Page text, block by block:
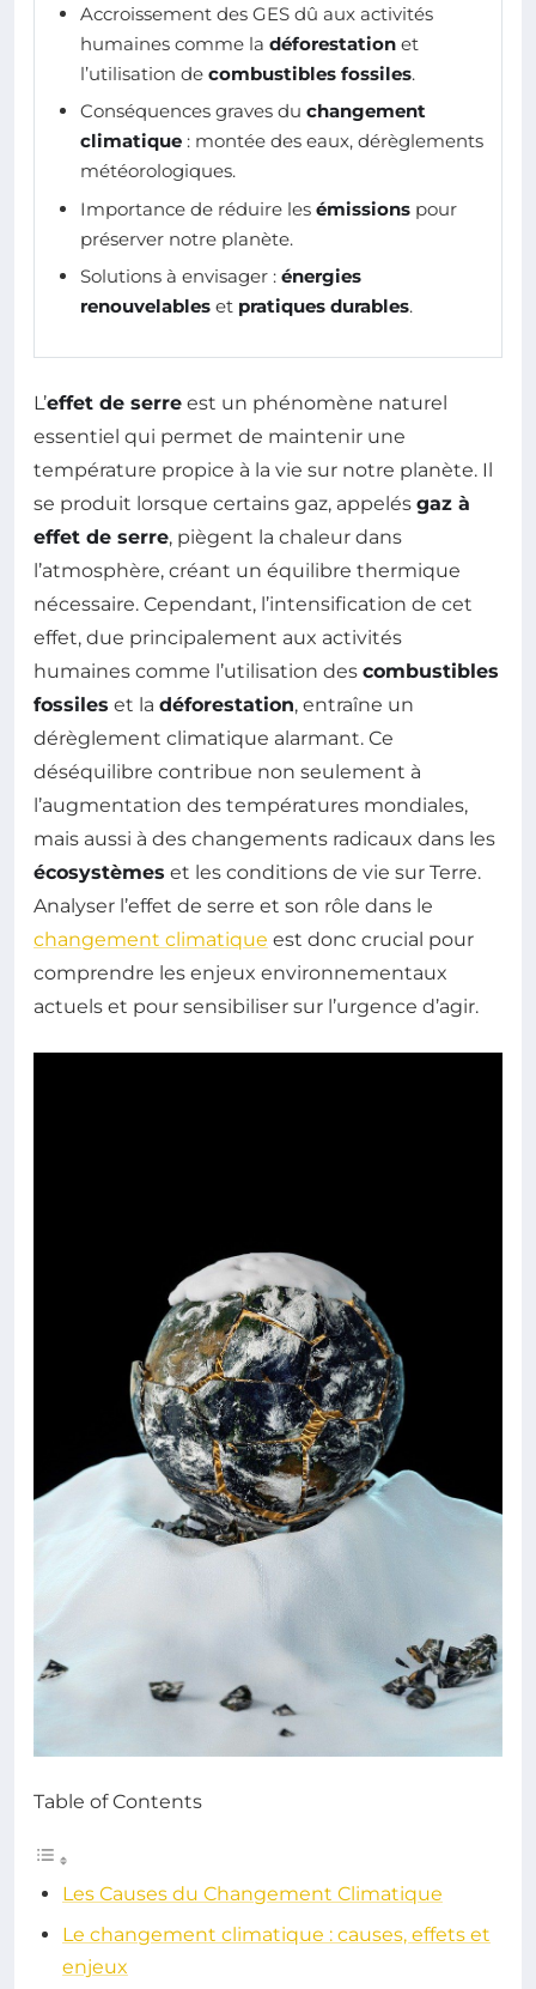
Accroissement des GES dû aux activités
humaines comme la déforestation et
l’utilisation de combustibles fossiles.
Conséquences graves du changement
climatique : montée des eaux, dérèglements
météorologiques.
Importance de réduire les émissions pour
préserver notre planète.
Solutions à envisager : énergies
renouvelables et pratiques durables.
L’effet de serre est un phénomène naturel
essentiel qui permet de maintenir une
température propice à la vie sur notre planète. Il
se produit lorsque certains gaz, appelés gaz à
effet de serre, piègent la chaleur dans
l’atmosphère, créant un équilibre thermique
nécessaire. Cependant, l’intensification de cet
effet, due principalement aux activités
humaines comme l’utilisation des combustibles
fossiles et la déforestation, entraîne un
dérèglement climatique alarmant. Ce
déséquilibre contribue non seulement à
l’augmentation des températures mondiales,
mais aussi à des changements radicaux dans les
écosystèmes et les conditions de vie sur Terre.
Analyser l’effet de serre et son rôle dans le
changement climatique est donc crucial pour
comprendre les enjeux environnementaux
actuels et pour sensibiliser sur l’urgence d’agir.
Table of Contents
Les Causes du Changement Climatique
Le changement climatique : causes, effets et
enjeux